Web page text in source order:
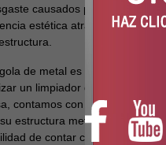
causados por los rayos
estética atractiva, sino que
de metal es su bajo
un limpiador de baja presión
contamos con especialistas
estructura metálica. Al
de contar con un tiempo